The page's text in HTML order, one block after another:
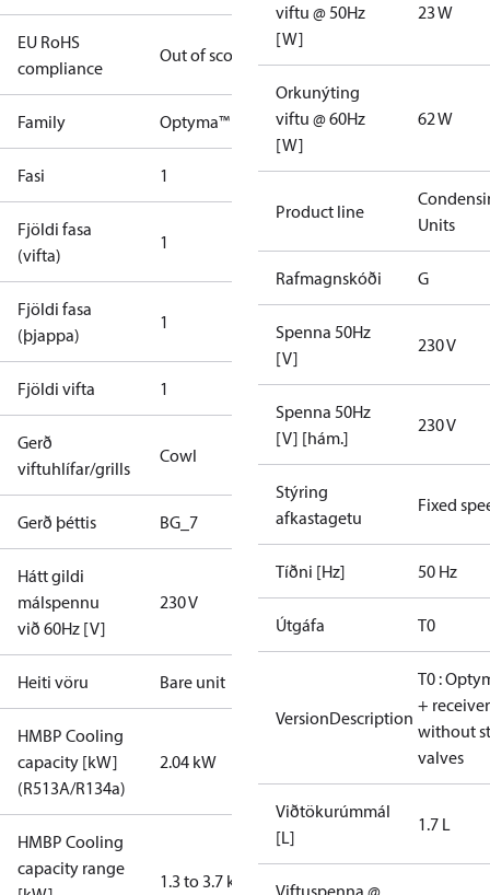
EU RoHS
compliance
Out of scope
Family Optyma™
Fasi 1
Fjöldi fasa
(vifta)
1
Fjöldi fasa
(þjappa)
1
Fjöldi vifta 1
Gerð
viftuhlífar/grills
Cowl
Gerð þéttis BG_7
Hátt gildi
málspennu
við 60Hz [V]
230 V
Heiti vöru Bare unit
HMBP Cooling
capacity [kW]
(R513A/R134a)
2.04 kW
HMBP Cooling
capacity range
1.3 to 3.7 kW
viftu @ 50Hz
[W]
23 W
Orkunýting
viftu @ 60Hz
[W]
62 W
Product line
Units
Rafmagnskóði G
Spenna 50Hz
[V]
230 V
Spenna 50Hz
[V] [hám.]
230 V
Stýring
afkastagetu
Fixed
Tíðni [Hz] 50 Hz
Útgáfa T0
VersionDescription
T0 :
+ receiver
without
valves
Viðtökurúmmál
[L]
1.7 L
Viftuspenna @